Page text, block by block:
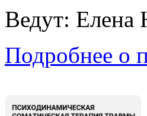
Ведут: Елена
Подробнее о